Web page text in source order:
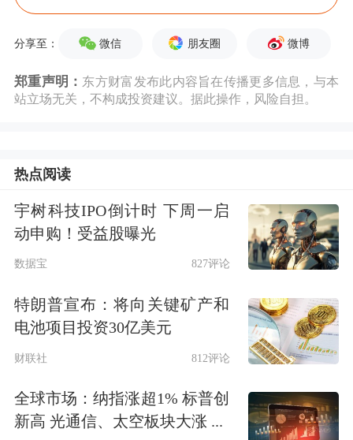
二季度以来我国经济复苏明显放缓，去
年同期低基数下GDP增速仅录得6.3%，
大幅低于市场一致预期。年初政府工作
GDP增长5.5%的前提下，下半年增速底
线在4.6%左右。从最新公布的7月各项
指标看，我们估算的单月GDP同比不到
难。
经济增长放缓并非孤立现象，今年以来
经济形势中存在多重困境：就业压力上
升过程中的结构性失业问题、全球贸易
分享至： 微信 朋友圈 微博
郑重声明： 东方财富发布此内容旨在传播更多信息，与本
站立场无关，不构成投资建议。据此操作，风险自担。
热点阅读
宇树科技IPO倒计时 下周一启
动申购！受益股曝光
数据宝 827评论
特朗普宣布：将向关键矿产和
电池项目投资30亿美元
财联社 812评论
全球市场：纳指涨超1% 标普创
新高 光通信、太空板块大涨 ...